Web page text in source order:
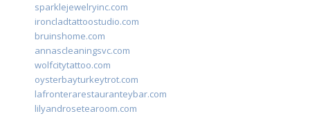
sparklejewelryinc.com
ironcladtattoostudio.com
bruinshome.com
annascleaningsvc.com
wolfcitytattoo.com
oysterbayturkeytrot.com
lafronterarestauranteybar.com
lilyandrosetearoom.com